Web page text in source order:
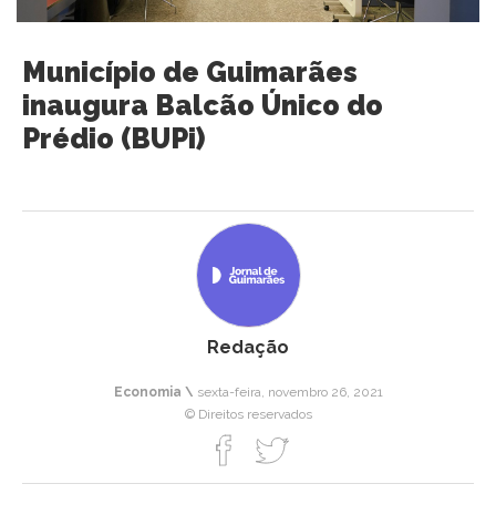
Município de Guimarães
inaugura Balcão Único do
Prédio (BUPi)
Redação
Economia \ sexta-feira, novembro 26, 2021
© Direitos reservados